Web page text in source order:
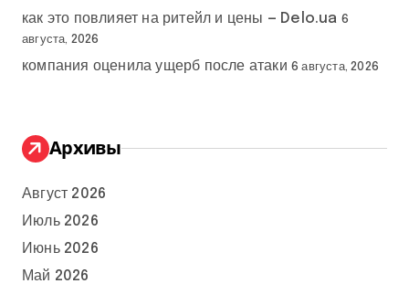
как это повлияет на ритейл и цены — Delo.ua 6
августа, 2026
компания оценила ущерб после атаки 6 августа, 2026
Архивы
Август 2026
Июль 2026
Июнь 2026
Май 2026